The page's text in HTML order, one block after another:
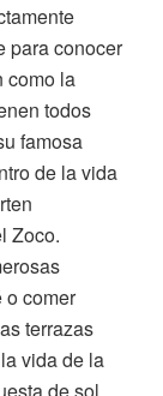
para conocer
como la
todos
famosa
de la vida
Zoco.
o comer
terrazas
vida de la
de sol